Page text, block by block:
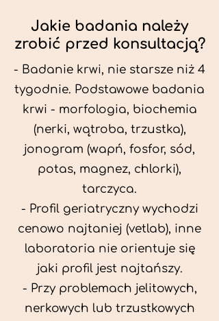
Jakie badania należy
zrobić przed konsultacją?
- Badanie krwi, nie starsze niż 4
tygodnie. Podstawowe badania
krwi - morfologia, biochemia
(nerki, wątroba, trzustka),
jonogram (wapń, fosfor, sód,
potas, magnez, chlorki),
tarczyca.
- Profil geriatryczny wychodzi
cenowo najtaniej (vetlab), inne
laboratoria nie orientuje się
jaki profil jest najtańszy.
- Przy problemach jelitowych,
nerkowych lub trzustkowych